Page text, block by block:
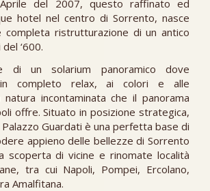
del 2007, questo raffinato ed
hotel nel centro di Sorrento, nasce
completa ristrutturazione di un antico
‘600.
di un solarium panoramico dove
in completo relax, ai colori e alle
incontaminata che il panorama
offre. Situato in posizione strategica,
Guardati è una perfetta base di
appieno delle bellezze di Sorrento
scoperta di vicine e rinomate località
tra cui Napoli, Pompei, Ercolano,
Amalfitana.